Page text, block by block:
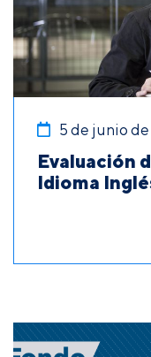
5 de junio de
Evaluación
Idioma